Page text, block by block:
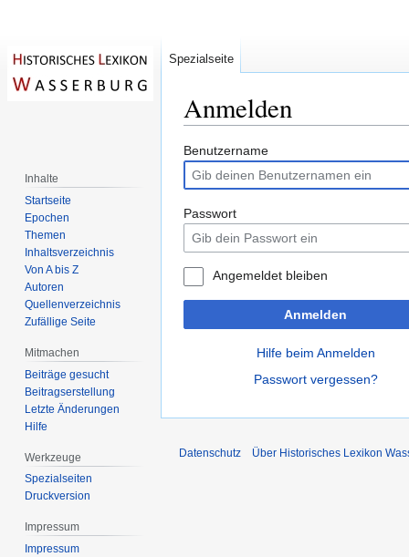
Anmelden
Zur
Navigation
springen
Zur
Suche
springen
Benutzername
Passwort
Angemeldet bleiben
Anmelden
Hilfe beim Anmelden
Passwort vergessen?
Spezialseite
Inhalte
Startseite
Epochen
Themen
Inhaltsverzeichnis
Von A bis Z
Autoren
Quellenverzeichnis
Zufällige Seite
Mitmachen
Beiträge gesucht
Beitragserstellung
Letzte Änderungen
Hilfe
Werkzeuge
Spezialseiten
Druckversion
Impressum
Impressum
Datenschutz Über Historisches Lexikon